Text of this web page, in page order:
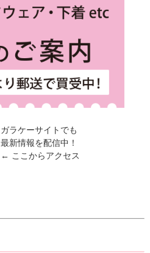
ガラケーサイトでも
最新情報を配信中！
← ここからアクセス